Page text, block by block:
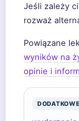
Jeśli zależy
rozważ
Powiązane
wyników na
opinie i